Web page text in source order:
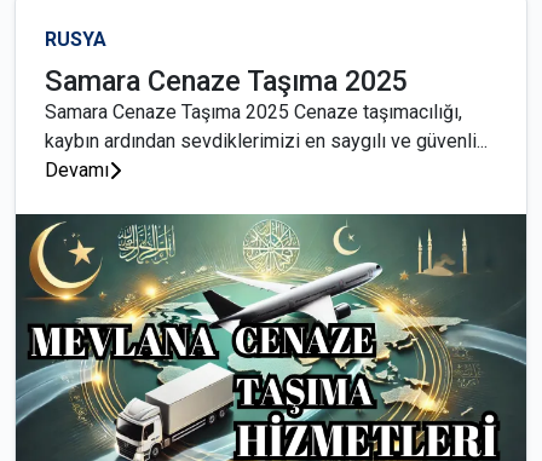
RUSYA
Samara Cenaze Taşıma 2025
Samara Cenaze Taşıma 2025 Cenaze taşımacılığı,
kaybın ardından sevdiklerimizi en saygılı ve güvenli...
Devamı